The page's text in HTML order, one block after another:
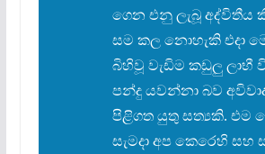
ගෙන එනු ලැබූ අද්විතීය
සම කල නොහැකි එදා
බිහිවූ වැඩිම කඩුලු ලාභී
පන්දු යවන්නා බව
පිළිගත යුතු සත්යකි. එම
සැමදා අප කෙරෙහි සහ